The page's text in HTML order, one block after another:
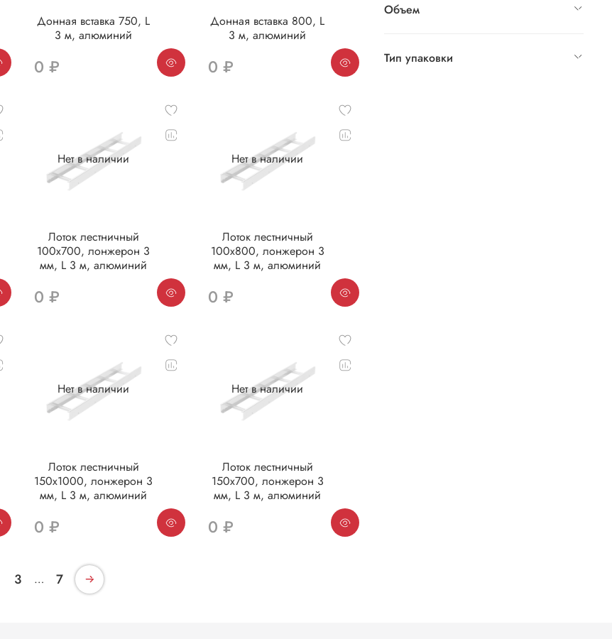
Донная вставка 750, L
3 м, алюминий
0 ₽
Донная вставка 800, L
3 м, алюминий
0 ₽
Нет в наличии
Лоток лестничный
100х700, лонжерон 3
мм, L 3 м, алюминий
0 ₽
Нет в наличии
Лоток лестничный
100х800, лонжерон 3
мм, L 3 м, алюминий
0 ₽
Нет в наличии
Лоток лестничный
150х1000, лонжерон 3
мм, L 3 м, алюминий
0 ₽
Нет в наличии
Лоток лестничный
150х700, лонжерон 3
мм, L 3 м, алюминий
0 ₽
3 … 7
Объем
Тип упаковки